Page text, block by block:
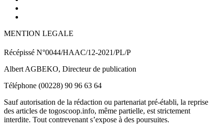
MENTION LEGALE
Récépissé N°0044/HAAC/12-2021/PL/P
Albert AGBEKO, Directeur de publication
Téléphone (00228) 90 96 63 64
Sauf autorisation de la rédaction ou partenariat pré-établi, la reprise
des articles de togoscoop.info, même partielle, est strictement
interdite. Tout contrevenant s’expose à des poursuites.